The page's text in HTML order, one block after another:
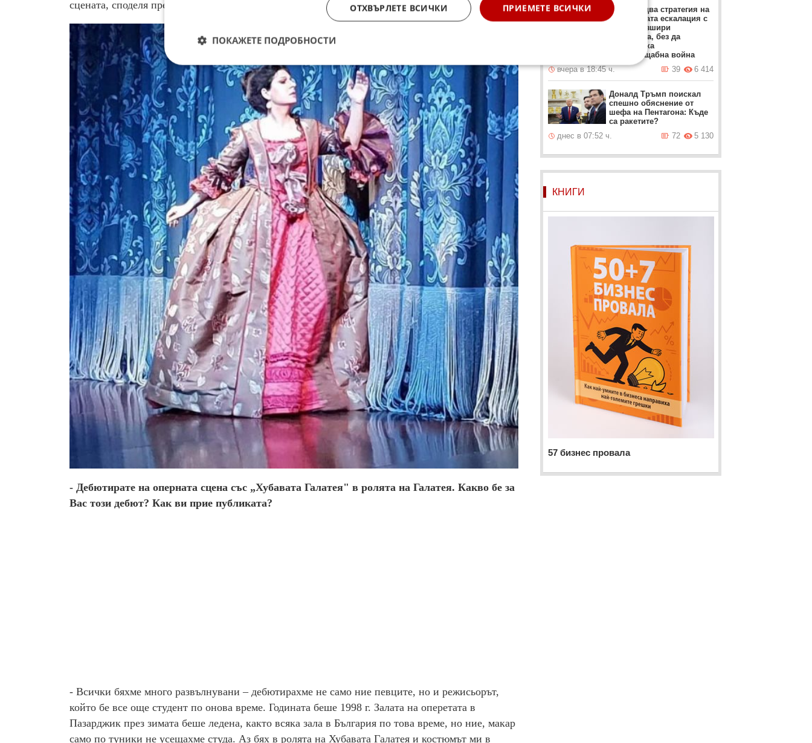
сцената, споделя пред
оперната дива Лилия Кехайова.
- Дебютирате на оперната сцена със „Хубавата Галатея" в ролята на Галатея. Какво бе за
Вас този дебют? Как ви прие публиката?
- Всички бяхме много развълнувани – дебютирахме не само ние певците, но и режисьорът,
който бе все още студент по онова време. Годината беше 1998 г. Залата на оперетата в
Пазарджик през зимата беше ледена, както всяка зала в България по това време, но ние, макар
само по туники не усещахме студа. Аз бях в ролята на Хубавата Галатея и костюмът ми в
Иран следва стратегия на
пресметната ескалация с
цел да разшири
конфликта, без да
предизвика
пълномащабна война
вчера в 18:45 ч.
6 414
39
Доналд Тръмп поискал
спешно обяснение от
шефа на Пентагона: Къде
са ракетите?
днес в 07:52 ч.
5 130
72
КНИГИ
57 бизнес провала
ПРИЕМЕТЕ ВСИЧКИ
ОТХВЪРЛЕТЕ ВСИЧКИ
ПОКАЖЕТЕ ПОДРОБНОСТИ